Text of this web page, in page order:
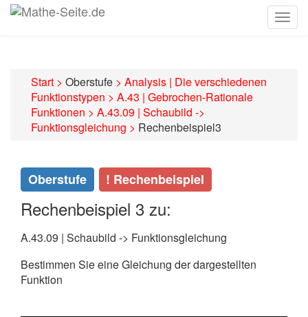
Start > Oberstufe > Analysis | Die verschiedenen
Funktionstypen > A.43 | Gebrochen-Rationale
Funktionen > A.43.09 | Schaubild ->
Funktionsgleichung > Rechenbeispiel3
Oberstufe ! Rechenbeispiel
Rechenbeispiel 3 zu:
A.43.09 | Schaubild -> Funktionsgleichung
Bestimmen Sie eine Gleichung der dargestellten
Funktion